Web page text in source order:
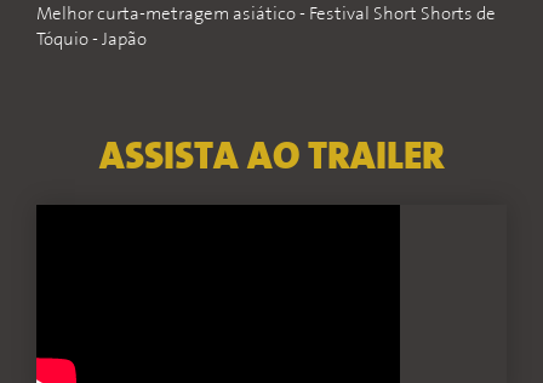
Melhor curta-metragem asiático - Festival Short Shorts de
Tóquio - Japão
ASSISTA AO TRAILER